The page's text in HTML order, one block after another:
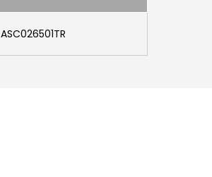
ASC026501TR